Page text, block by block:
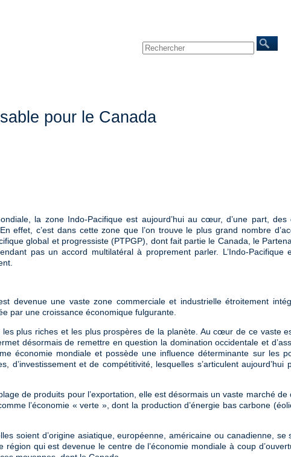
pour le Canada
la zone Indo-Pacifique est aujourd’hui au cœur, d’une part,
effet, c’est dans cette zone que l’on trouve le plus grand nombre
global et progressiste (PTPGP), dont fait partie le Canada, le
pas un accord multilatéral à proprement parler. L’Indo-
devenue une vaste zone commerciale et industrielle étroitement
par une croissance économique fulgurante.
les plus riches et les plus prospères de la planète. Au cœur de ce
désormais de remettre en question la domination occidentale et
économie mondiale et possède une influence déterminante sur les
d’investissement et de compétitivité, lesquelles s’articulent
de produits pour l’exportation, elle est désormais un vaste marché
l’économie « verte », dont la production d’énergie bas carbone
soient d’origine asiatique, européenne, américaine ou canadienne,
région qui est devenue le centre de l’économie mondiale à coup